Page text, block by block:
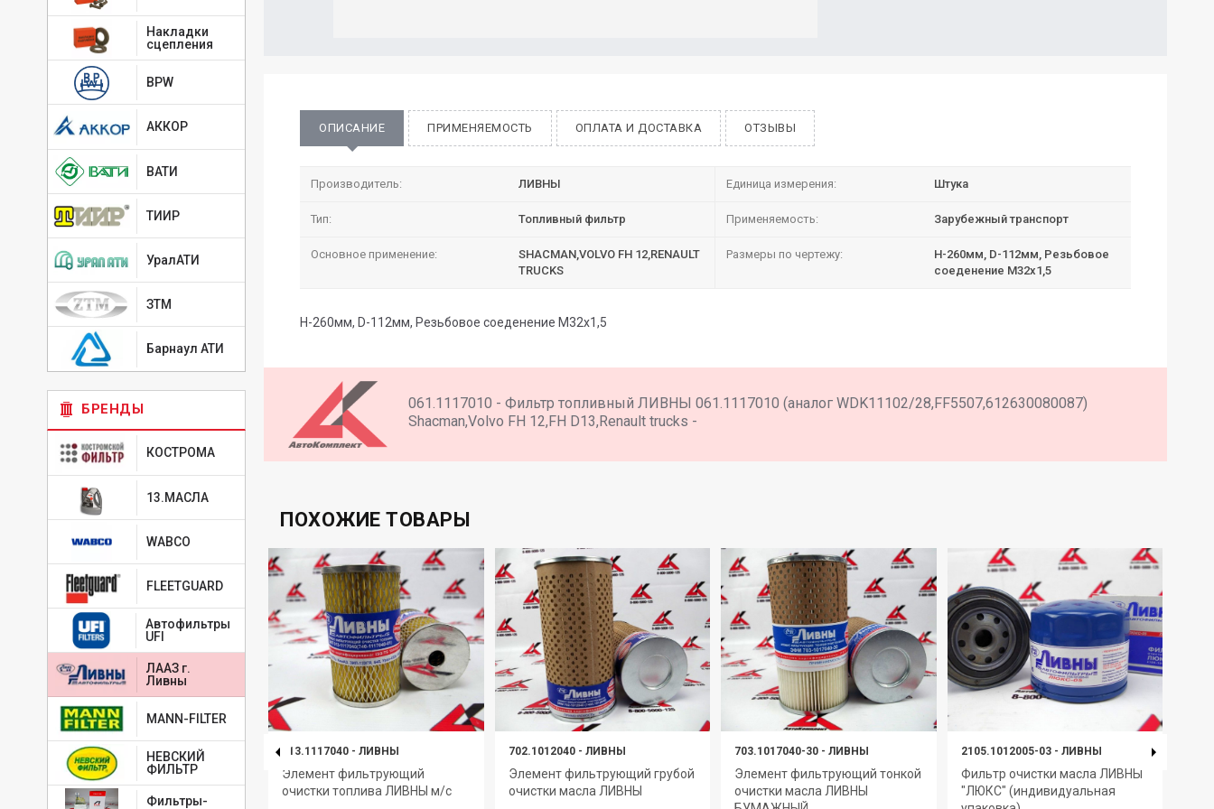
Накладки
сцепления
BPW
АККОР
ВАТИ
ТИИР
УралАТИ
ЗТМ
Барнаул АТИ
БРЕНДЫ
КОСТРОМА
13.МАСЛА
WABCO
FLEETGUARD
Автофильтры
UFI
ЛААЗ г.
Ливны
MANN-FILTER
НЕВСКИЙ
ФИЛЬТР
Фильтры-
ОПИСАНИЕ ПРИМЕНЯЕМОСТЬ ОПЛАТА И ДОСТАВКА ОТЗЫВЫ
Производитель: ЛИВНЫ Единица измерения: Штука
Тип: Топливный фильтр Применяемость: Зарубежный транспорт
Основное применение:
SHACMAN,VOLVO FH 12,RENAULT
TRUCKS
Размеры по чертежу:
H-260мм, D-112мм, Резьбовое
соеденение М32х1,5
H-260мм, D-112мм, Резьбовое соеденение М32х1,5
061.1117010 - Фильтр топливный ЛИВНЫ 061.1117010 (аналог WDK11102/28,FF5507,612630080087)
Shacman,Volvo FH 12,FH D13,Renault trucks -
ПОХОЖИЕ ТОВАРЫ
015.1117010 ЛИВНЫ
Фильтр очистки топлива
ЛИВНЫ
013.1117040 - ЛИВНЫ
Элемент фильтрующий
очистки топлива ЛИВНЫ м/с
702.1012040 - ЛИВНЫ
Элемент фильтрующий грубой
очистки масла ЛИВНЫ
703.1017040-30 - ЛИВНЫ
Элемент фильтрующий тонкой
очистки масла ЛИВНЫ
2105.1012005-03 - ЛИВНЫ
Фильтр очистки масла ЛИВНЫ
"ЛЮКС" (индивидуальная